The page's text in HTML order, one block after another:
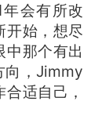
会有所改
开始，想尽
那个有出
向，Jimmy
适自己，